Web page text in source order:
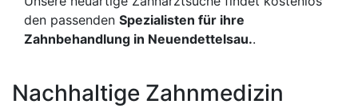
den passenden Spezialisten für ihre
Zahnbehandlung in Neuendettelsau..
Nachhaltige Zahnmedizin